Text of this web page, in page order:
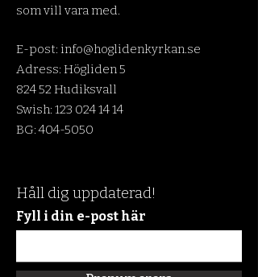
som vill vara med.
E-post: info@hoglidenkyrkan.se
Adress: Högliden 5
824 52 Hudiksvall
Swish: 123 024 14 14
BG:404-5050
Håll dig uppdaterad!
Fyll i din e-post här